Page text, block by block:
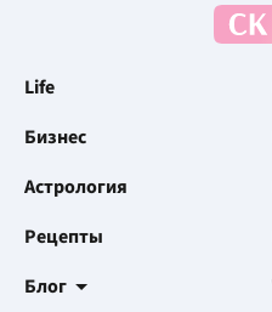
Life
Бизнес
Астрология
Рецепты
Блог